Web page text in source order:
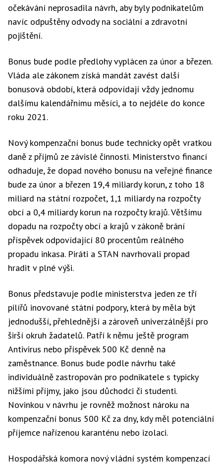
očekávání neprosadila návrh, aby byly podnikatelům
navíc odpuštěny odvody na sociální a zdravotní
pojištění.
Bonus bude podle předlohy vyplácen za únor a březen.
Vláda ale zákonem získá mandát zavést další
bonusová období, která odpovídají vždy jednomu
dalšímu kalendářnímu měsíci, a to nejdéle do konce
roku 2021.
Nový kompenzační bonus bude technicky opět vratkou
daně z příjmů ze závislé činnosti. Ministerstvo financí
odhaduje, že dopad nového bonusu na veřejné finance
bude za únor a březen 19,4 miliardy korun, z toho 18
miliard na státní rozpočet, 1,1 miliardy na rozpočty
obcí a 0,4 miliardy korun na rozpočty krajů. Většímu
dopadu na rozpočty obcí a krajů v zákoně brání
příspěvek odpovídající 80 procentům reálného
propadu inkasa. Piráti a STAN navrhovali propad
hradit v plné výši.
Bonus představuje podle ministerstva jeden ze tří
pilířů inovované státní podpory, která by měla být
jednodušší, přehlednější a zároveň univerzálnější pro
širší okruh žadatelů. Patří k němu ještě program
Antivirus nebo příspěvek 500 Kč denně na
zaměstnance. Bonus bude podle návrhu také
individuálně zastropován pro podnikatele s typicky
nižšími příjmy, jako jsou důchodci či studenti.
Novinkou v návrhu je rovněž možnost nároku na
kompenzační bonus 500 Kč za dny, kdy měl potenciální
příjemce nařízenou karanténu nebo izolaci.
Hospodářská komora nový vládní systém kompenzací